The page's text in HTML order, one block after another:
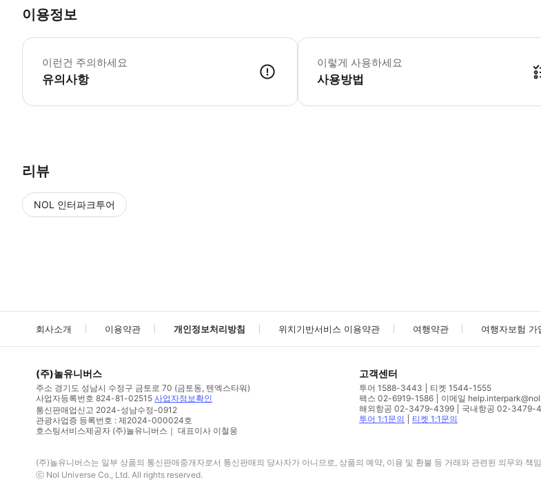
이용정보
이런건 주의하세요
유의사항
예약 날짜 24시간 전에 티켓을 받으실 수 있습니다(각 박물
이렇게 사용하세요
사용방법
리뷰
NOL 인터파크투어
회사소개 이용약관 개인정보처리방침 위치기반서비스 이용약관 여행약관 여행자보험 가
(주)놀유니버스
주소 경기도 성남시 수정구 금토로 70 (금토동, 텐엑스타워)
사업자등록번호 824-81-02515 사업자정보확인
통신판매업신고 2024-성남수정-0912
관광사업증 등록번호 : 제2024-000024호
호스팅서비스제공자 (주)놀유니버스｜ 대표이사 이철웅
고객센터
투어 1588-3443
티켓 1544-1555
팩스 02-6919-1586
이메일
해외항공 02-3479-4399
국내항공 02-3479-
투어 1:1문의
티켓 1:1문의
(주)놀유니버스는 일부 상품의 통신판매중개자로서 통신판매의 당사자가 아니므로, 상품의 예약, 이용 및 환불 등 거래와 관련된 의무와 책
ⓒ Nol Universe Co., Ltd. All rights reserved.